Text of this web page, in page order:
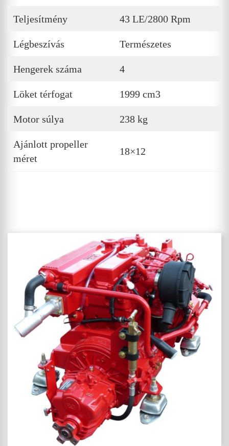
Teljesítmény 43 LE/2800 Rpm
Légbeszívás Természetes
Hengerek száma 4
Löket térfogat 1999 cm3
Motor súlya 238 kg
Ajánlott propeller
méret
18×12